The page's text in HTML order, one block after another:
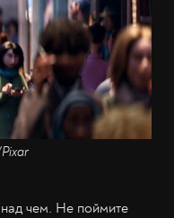
чем. Не поймите